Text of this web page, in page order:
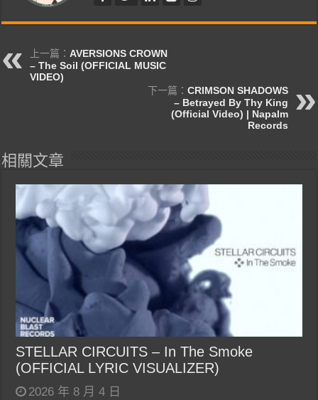
上一篇：AVERSIONS CROWN
– The Soil (OFFICIAL MUSIC
VIDEO)
下一篇： CRIMSON SHADOWS
– Betrayed By Thy King
(Official Video) | Napalm
Records
相關文章
STELLAR CIRCUITS – In The Smoke
(OFFICIAL LYRIC VISUALIZER)
2026 年 8 月 4 日